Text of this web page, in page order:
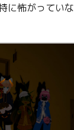
に怖がってい